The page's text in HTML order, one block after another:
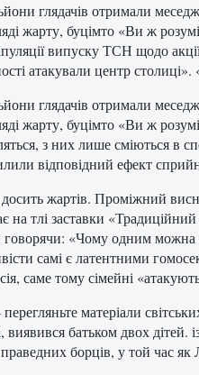
глядачів отримали
жарту, буцімто «Ви ж
випуску ТСН щодо
атакували центр
глядачів отримали
жарту, буцімто «Ви ж
з них лише сміються в
відповідний ефект
жартів. Проміжний
на тлі заставки
говорячи: «Чому одним
самі є латентними
саме тому сімейні
матеріали
батьком двох
борців, у той час